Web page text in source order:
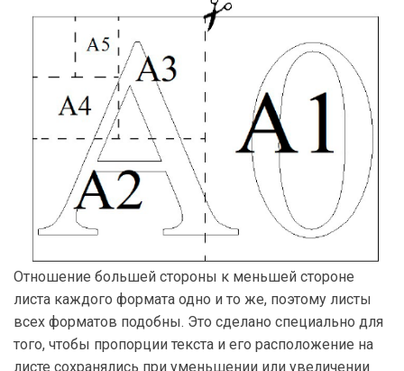
Отношение большей стороны к меньшей стороне
листа каждого формата одно и то же, поэтому листы
всех форматов подобны. Это сделано специально для
того, чтобы пропорции текста и его расположение на
листе сохранялись при уменьшении или увеличении